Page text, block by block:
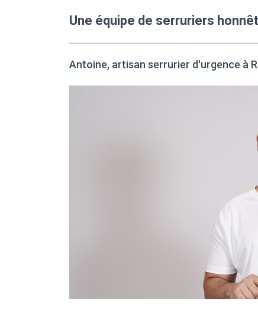
Une équipe de serruriers
Antoine, artisan serrurier d'urgence à